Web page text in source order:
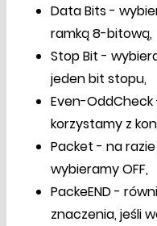
Data Bits -
ramką 8-bitową,
Stop Bit -
jeden bit stopu,
Even-
korzystamy z
Packet - na
wybieramy OFF,
PackeEND -
znaczenia, jeśli